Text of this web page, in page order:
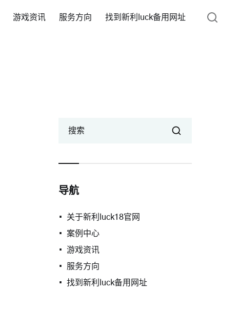
游戏资讯 服务方向 找到新利luck备用网址
搜索
导航
关于新利luck18官网
案例中心
游戏资讯
服务方向
找到新利luck备用网址